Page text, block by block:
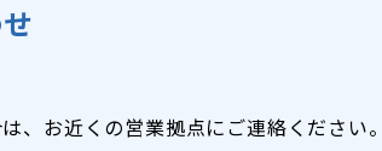
、お近くの営業拠点にご連絡ください。